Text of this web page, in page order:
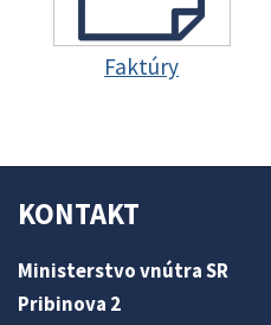
Faktúry
KONTAKT
Ministerstvo vnútra SR
Pribinova 2